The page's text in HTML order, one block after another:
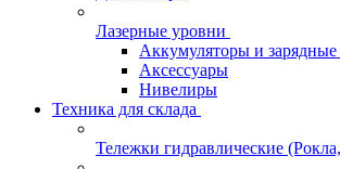
Лазерные уровни
Аккумуляторы и зарядные
Аксессуары
Нивелиры
Техника для склада
Тележки гидравлические